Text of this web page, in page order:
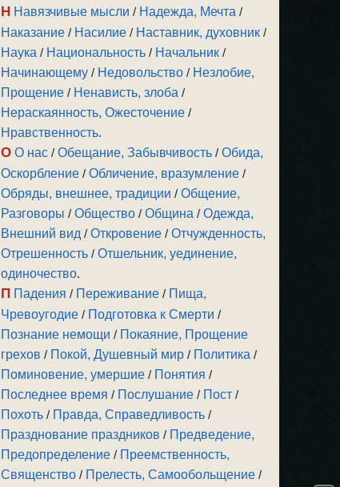
Н Навязчивые мысли / Надежда, Мечта /
Наказание / Насилие / Наставник, духовник /
Наука / Национальность / Начальник /
Начинающему / Недовольство / Незлобие,
Прощение / Ненависть, злоба /
Нераскаянность, Ожесточение /
Нравственность.
О О нас /Обещание, Забывчивость /Обида,
Оскорбление /Обличение, вразумление /
Обряды, внешнее, традиции /Общение,
Разговоры /Общество /Община /Одежда,
Внешний вид /Откровение /Отчужденность,
Отрешенность /Отшельник, уединение,
одиночество.
П Падения / Переживание / Пища,
Чревоугодие / Подготовка к Смерти /
Познание немощи / Покаяние, Прощение
грехов / Покой, Душевный мир / Политика /
Поминовение, умершие / Понятия /
Последнее время / Послушание / Пост /
Похоть / Правда, Справедливость /
Празднование праздников / Предведение,
Предопределение / Преемственность,
Священство / Прелесть, Самообольщение /